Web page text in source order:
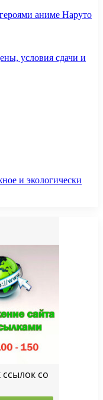
аниме Наруто
условия сдачи и
и экологически